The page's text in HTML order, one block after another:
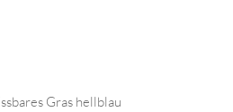
Gras hellblau